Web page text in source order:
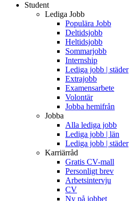
Student
Lediga Jobb
Populära Jobb
Deltidsjobb
Heltidsjobb
Sommarjobb
Internship
Lediga jobb | städer
Extrajobb
Examensarbete
Volontär
Jobba hemifrån
Jobba
Alla lediga jobb
Lediga jobb | län
Lediga jobb | städer
Karriärråd
Gratis CV-mall
Personligt brev
Arbetsintervju
CV
Ny på jobbet